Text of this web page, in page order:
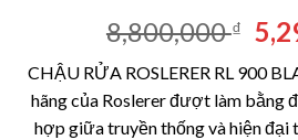
8,800,000₫ Giá
gốc
là:
CHẬU RỬA ROSLERER RL 900
hãng của Roslerer đượt làm bằng
hợp giữa truyền thống và hiện đại